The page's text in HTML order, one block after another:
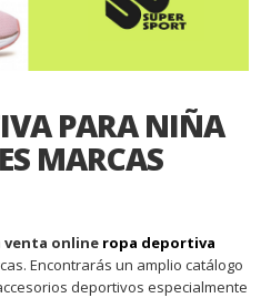
PARA NIÑA
MARCAS
venta online ropa deportiva
Encontrarás un amplio catálogo
deportivos especialmente